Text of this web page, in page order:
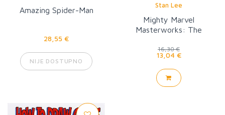
Amazing Spider-Man
28,55 €
NIJE DOSTUPNO
Stan Lee
Mighty Marvel
Masterworks: The
16,30 €
13,04 €